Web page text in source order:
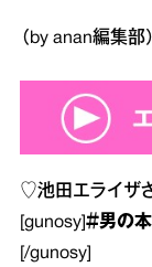
（by anan編集部）
♡池田エライザ
[gunosy] ＃男の
[/gunosy]